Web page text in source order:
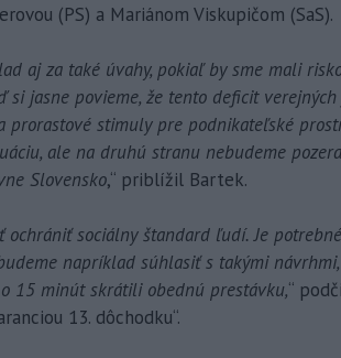
(PS) a Mariánom Viskupičom (SaS).
aj za také úvahy, pokiaľ by sme mali
si jasne povieme, že tento deficit
prorastové stimuly pre podnikateľské
ale na druhú stranu nebudeme
Slovensko,“ priblížil Bartek.
ochrániť sociálny štandard ľudí. Je
napríklad súhlasiť s takými
15 minút skrátili obednú prestávku,“
13. dôchodku“.